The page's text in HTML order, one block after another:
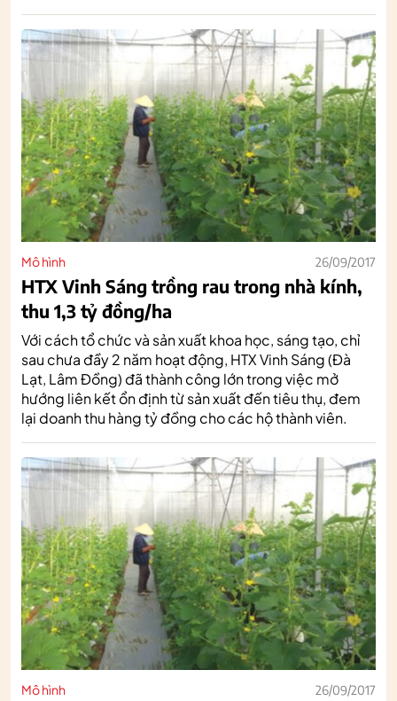
Mô hình 26/09/2017
HTX Vinh Sáng trồng rau trong nhà kính,
thu 1,3 tỷ đồng/ha
Với cách tổ chức và sản xuất khoa học, sáng tạo, chỉ
sau chưa đầy 2 năm hoạt động, HTX Vinh Sáng (Đà
Lạt, Lâm Đồng) đã thành công lớn trong việc mở
hướng liên kết ổn định từ sản xuất đến tiêu thụ, đem
lại doanh thu hàng tỷ đồng cho các hộ thành viên.
Mô hình 26/09/2017